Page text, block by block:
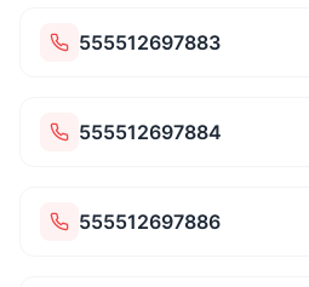
555512697883
555512697884
555512697886